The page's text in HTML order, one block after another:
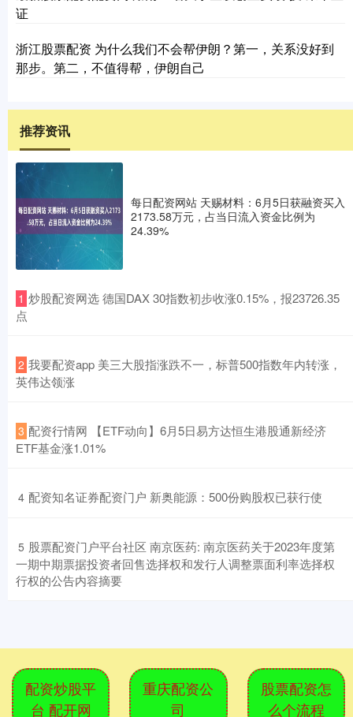
证
浙江股票配资 为什么我们不会帮伊朗？第一，关系没好到
那步。第二，不值得帮，伊朗自己
推荐资讯
每日配资网站 天赐材料：6月5日获融资买入
2173.58万元，占当日流入资金比例为
24.39%
1 ​炒股配资网选 德国DAX 30指数初步收涨0.15%，报23726.35
点
2 ​我要配资app 美三大股指涨跌不一，标普500指数年内转涨，
英伟达领涨
3 ​配资行情网 【ETF动向】6月5日易方达恒生港股通新经济
ETF基金涨1.01%
4 ​配资知名证券配资门户 新奥能源：500份购股权已获行使
5 ​股票配资门户平台社区 南京医药: 南京医药关于2023年度第
一期中期票据投资者回售选择权和发行人调整票面利率选择权
行权的公告内容摘要
配资炒股平
台 配开网
重庆配资公
司
股票配资怎
么个流程